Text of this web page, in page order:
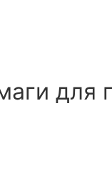
для